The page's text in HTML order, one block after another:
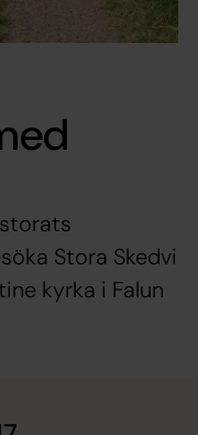
Stora Skedvi
kyrka i Falun